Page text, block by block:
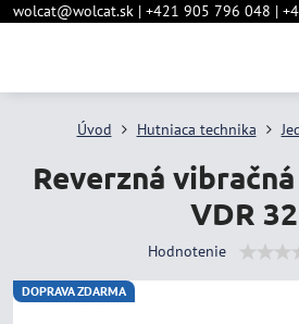
wolcat@wolcat.sk | +421 905 796 048 |
DOPRAVA ZDARMA
Úvod Hutniaca technika
Reverzná
VDR 32
Hodnotenie